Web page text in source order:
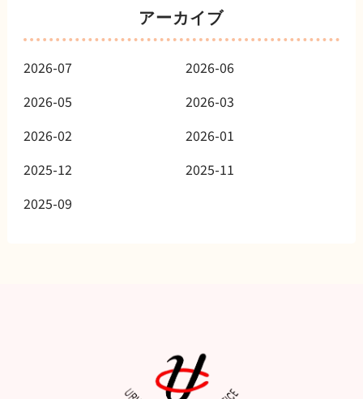
アーカイブ
2026-07
2026-06
2026-05
2026-03
2026-02
2026-01
2025-12
2025-11
2025-09